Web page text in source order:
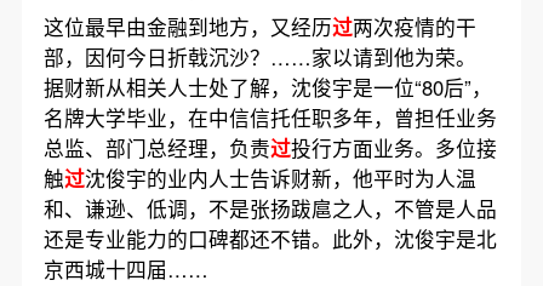
这位最早由金融到地方，又经历过两次疫情的干
部，因何今日折戟沉沙？……家以请到他为荣。
据财新从相关人士处了解，沈俊宇是一位“80后”，
名牌大学毕业，在中信信托任职多年，曾担任业务
总监、部门总经理，负责过投行方面业务。多位接
触过沈俊宇的业内人士告诉财新，他平时为人温
和、谦逊、低调，不是张扬跋扈之人，不管是人品
还是专业能力的口碑都还不错。此外，沈俊宇是北
京西城十四届……